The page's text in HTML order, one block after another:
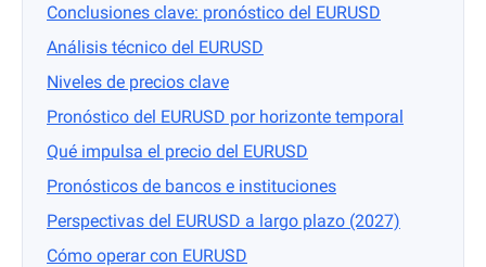
Conclusiones clave: pronóstico del EURUSD
Análisis técnico del EURUSD
Niveles de precios clave
Pronóstico del EURUSD por horizonte temporal
Qué impulsa el precio del EURUSD
Pronósticos de bancos e instituciones
Perspectivas del EURUSD a largo plazo (2027)
Cómo operar con EURUSD